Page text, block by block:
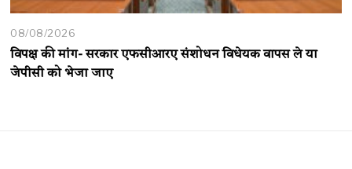
08/08/2026
विपक्ष की मांग- सरकार एफसीआरए संशोधन विधेयक वापस ले या
जेपीसी को भेजा जाए